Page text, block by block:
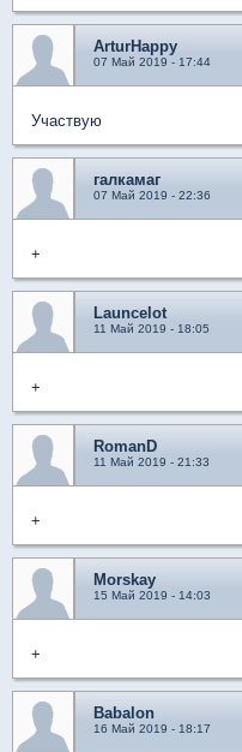
ArturHappy
07 Май 2019 - 17:44
Участвую
галкамаг
07 Май 2019 - 22:36
+
Launcelot
11 Май 2019 - 18:05
+
RomanD
11 Май 2019 - 21:33
+
Morskay
15 Май 2019 - 14:03
+
Babalon
16 Май 2019 - 18:17